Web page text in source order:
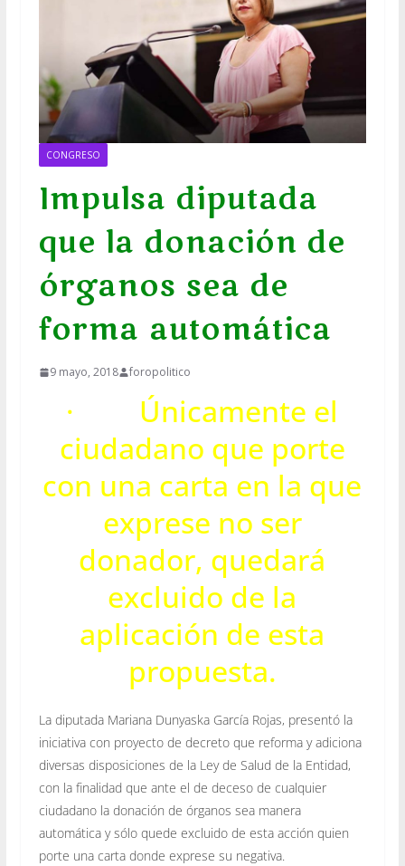
CONGRESO
Impulsa diputada
que la donación de
órganos sea de
forma automática
9 mayo, 2018 foropolitico
· Únicamente el
ciudadano que porte
con una carta en la que
exprese no ser
donador, quedará
excluido de la
aplicación de esta
propuesta.
La diputada Mariana Dunyaska García Rojas, presentó la
iniciativa con proyecto de decreto que reforma y adiciona
diversas disposiciones de la Ley de Salud de la Entidad,
con la finalidad que ante el de deceso de cualquier
ciudadano la donación de órganos sea manera
automática y sólo quede excluido de esta acción quien
porte una carta donde exprese su negativa.